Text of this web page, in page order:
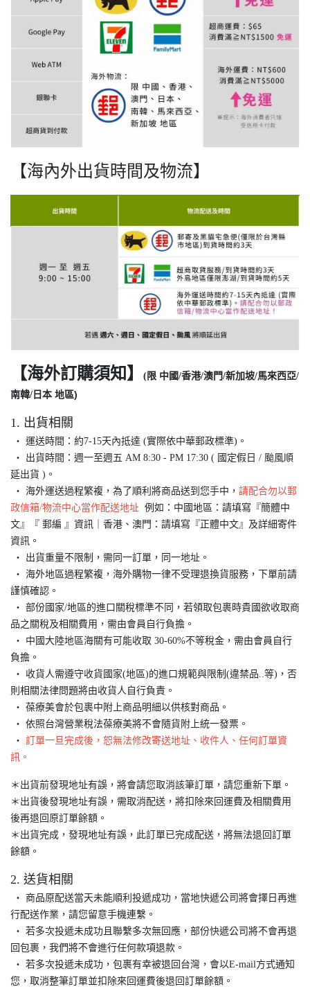
【海內外出貨時間及物流】
【海外訂購須知】 (限 中國/香港/澳門/新加坡/馬來西亞/
南韓/日本 地區)
1. 出貨相關
‧ 運送時間：約7-15天內抵達 (實際依中華郵政標準)。
‧ 出貨時間：週一至週五 AM 8:30 - PM 17:30 ( 國定假日 / 颱風順
延出貨 )。
‧ 海外運送過程繁複，為了順利將商品送到您手中， 請配合勿以郵
政信箱/物流中心當作配送地址 例如：中國地區：請填寫『簡體中
文』『 郵編 』資訊｜香港、澳門：請填寫『正體中文』及詳細寄件
資訊。
‧ 出貨重量不限制，需同一訂單，同一地址。
‧ 海外地區過程繁複，海外購物一律不受理退換貨服務，下單前請
謹慎確認。
‧ 部份國家/地區的進口關稅標準不同，若領取包裹時貴國欲收取商
品之關稅及相關費用，需由會員自行負擔。
‧ 中國大陸地區海關有可能收取 30-60%不等稅金，需由會員自行
負擔。
‧ 收貨人需遵守收貨國家(地區)的進口規範與限制(違禁品..等)，否
則相關法律問題將由收貨人自行負責。
‧ 葆療美會於包裹中附上商品明細以供核對商品。
‧ 依照台灣營業稅法葆療美將不會隨貨附上統一發票。
‧ 訂單一旦完成後，恕無法修改寄送地址、收件人、任何訂單資
訊。
＊出貨前發現地址有誤，將會請您取消該筆訂單，請您重新下單。
＊出貨後發現地址有誤，需取消配送，將扣除來回運費及相關費用
後再退回原訂單餘額。
＊出貨完成，發現地址有誤，此訂單已完成配送，將無法退回訂單
餘額。
2. 送貨相關
‧ 商品原配送當天未能順利投遞成功，當地快遞公司將會擇日再進
行配送作業，請您留意手機連繫。
‧ 若多次投遞未成功且聯繫多次無回應，部份快遞公司將不會再退
回包裹，我們將不會進行任何款項退款。
‧ 若多次投遞未成功，包裹有幸被退回台灣，會以E-mail方式通知
您，取消整筆訂單並扣除來回運費後退回訂單餘額。